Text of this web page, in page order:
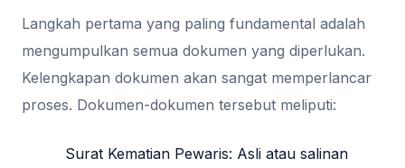
Langkah pertama yang paling fundamental adalah
mengumpulkan semua dokumen yang diperlukan.
Kelengkapan dokumen akan sangat memperlancar
proses. Dokumen-dokumen tersebut meliputi:
Surat Kematian Pewaris: Asli atau salinan